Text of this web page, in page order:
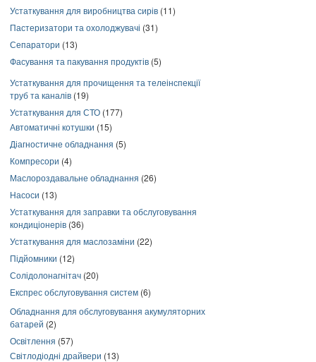
Устаткування для виробництва сирів (11)
Пастеризатори та охолоджувачі (31)
Сепаратори (13)
Фасування та пакування продуктів (5)
Устаткування для прочищення та телеінспекції
труб та каналів (19)
Устаткування для СТО (177)
Автоматичні котушки (15)
Діагностичне обладнання (5)
Компресори (4)
Маслороздавальне обладнання (26)
Насоси (13)
Устаткування для заправки та обслуговування
кондиціонерів (36)
Устаткування для маслозаміни (22)
Підйомники (12)
Солідолонагнітач (20)
Експрес обслуговування систем (6)
Обладнання для обслуговування акумуляторних
батарей (2)
Освітлення (57)
Світлодіодні драйвери (13)